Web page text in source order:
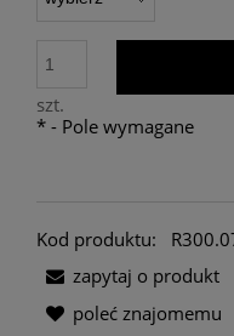
szt.
* - Pole wymagane
Kod produktu:
zapytaj o produkt
poleć znajomemu